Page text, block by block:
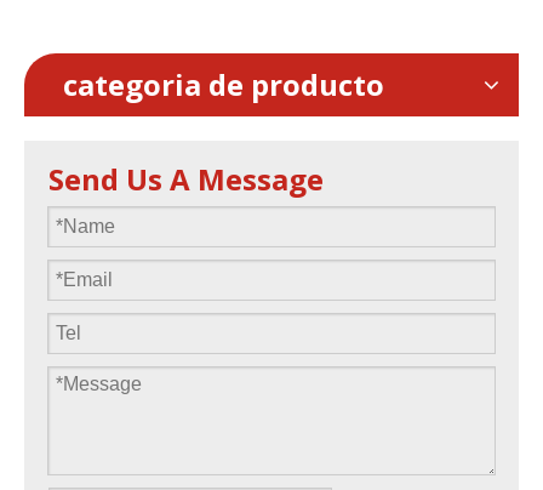
categoria de producto
Send Us A Message